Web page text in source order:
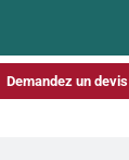
Demandez un devis